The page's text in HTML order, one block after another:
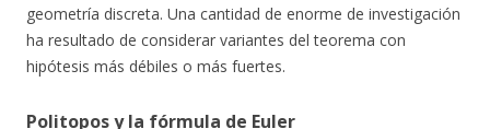
geometría discreta. Una cantidad de enorme de investigación
ha resultado de considerar variantes del teorema con
hipótesis más débiles o más fuertes.
Politopos y la fórmula de Euler